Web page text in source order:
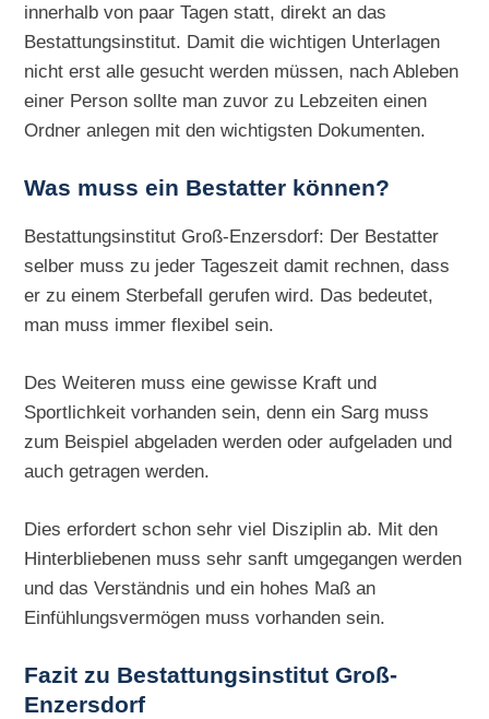
innerhalb von paar Tagen statt, direkt an das
Bestattungsinstitut. Damit die wichtigen Unterlagen
nicht erst alle gesucht werden müssen, nach Ableben
einer Person sollte man zuvor zu Lebzeiten einen
Ordner anlegen mit den wichtigsten Dokumenten.
Was muss ein Bestatter können?
Bestattungsinstitut Groß-Enzersdorf: Der Bestatter
selber muss zu jeder Tageszeit damit rechnen, dass
er zu einem Sterbefall gerufen wird. Das bedeutet,
man muss immer flexibel sein.
Des Weiteren muss eine gewisse Kraft und
Sportlichkeit vorhanden sein, denn ein Sarg muss
zum Beispiel abgeladen werden oder aufgeladen und
auch getragen werden.
Dies erfordert schon sehr viel Disziplin ab. Mit den
Hinterbliebenen muss sehr sanft umgegangen werden
und das Verständnis und ein hohes Maß an
Einfühlungsvermögen muss vorhanden sein.
Fazit zu Bestattungsinstitut Groß-
Enzersdorf